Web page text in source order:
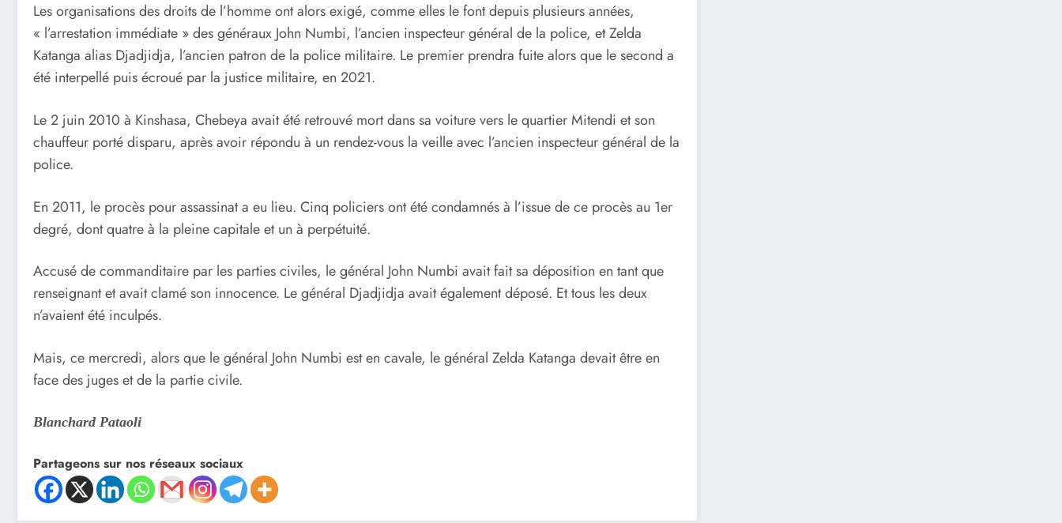
Les organisations des droits de l’homme ont alors exigé, comme elles le font depuis plusieurs années,
« l’arrestation immédiate » des généraux John Numbi, l’ancien inspecteur général de la police, et Zelda
Katanga alias Djadjidja, l’ancien patron de la police militaire. Le premier prendra fuite alors que le second a
été interpellé puis écroué par la justice militaire, en 2021.
Le 2 juin 2010 à Kinshasa, Chebeya avait été retrouvé mort dans sa voiture vers le quartier Mitendi et son
chauffeur porté disparu, après avoir répondu à un rendez-vous la veille avec l’ancien inspecteur général de la
police.
En 2011, le procès pour assassinat a eu lieu. Cinq policiers ont été condamnés à l’issue de ce procès au 1er
degré, dont quatre à la pleine capitale et un à perpétuité.
Accusé de commanditaire par les parties civiles, le général John Numbi avait fait sa déposition en tant que
renseignant et avait clamé son innocence. Le général Djadjidja avait également déposé. Et tous les deux
n’avaient été inculpés.
Mais, ce mercredi, alors que le général John Numbi est en cavale, le général Zelda Katanga devait être en
face des juges et de la partie civile.
Blanchard Pataoli
Partageons sur nos réseaux sociaux